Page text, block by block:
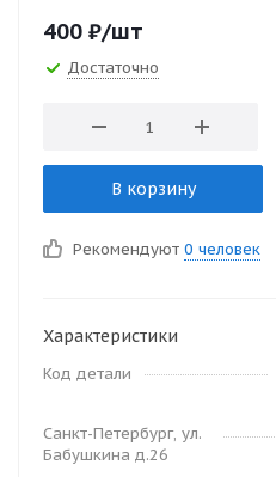
400 ₽/шт
Достаточно
В корзину
Рекомендуют 0 человек
Характеристики
Код детали
Санкт-Петербург, ул.
Бабушкина д.26